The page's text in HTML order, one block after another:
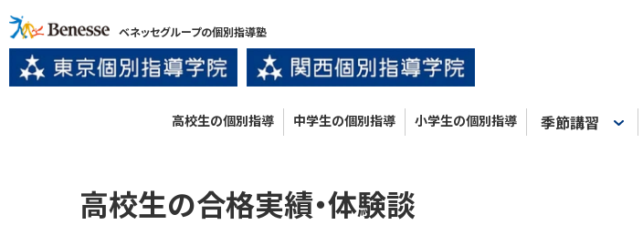
ベネッセグループの個別指導塾
高校生の個別指導 中学生の個別指導 小学生の個別指導 季節講習
高校生の合格実績・体験談